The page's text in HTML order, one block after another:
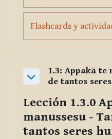
Flashcards y
Collapse
1.3: Appakā te
de tantos
Lección 1.3.0
manussesu -
tantos seres